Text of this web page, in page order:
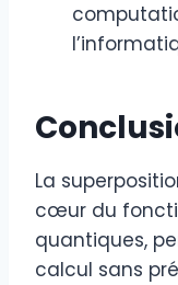
La
cœur du
quantiques,
calcul sans